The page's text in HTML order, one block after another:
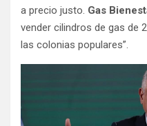
a precio justo. Gas
vender cilindros de gas de
las colonias populares”.